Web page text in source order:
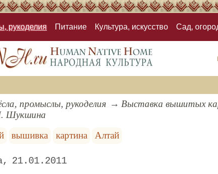
рукоделия Питание Культура, искусство Сад,
промыслы, рукоделия
Выставка вышитых
Шукшина
вышивка картина Алтай
21.01.2011